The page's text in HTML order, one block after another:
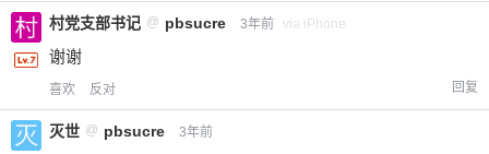
村党支部书记 @ pbsucre 3年前 via iPhone
谢谢
喜欢 反对 回复
灭世 @ pbsucre 3年前